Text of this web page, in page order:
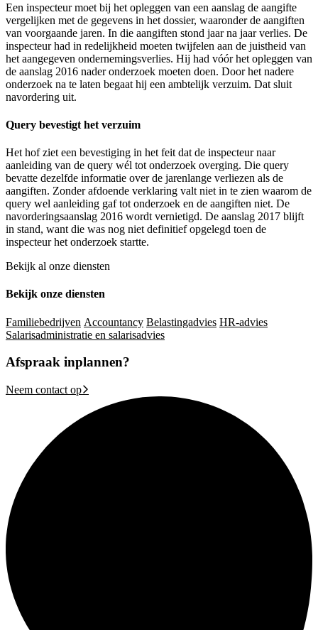
Een inspecteur moet bij het opleggen van een aanslag de aangifte
vergelijken met de gegevens in het dossier, waaronder de aangiften
van voorgaande jaren. In die aangiften stond jaar na jaar verlies. De
inspecteur had in redelijkheid moeten twijfelen aan de juistheid van
het aangegeven ondernemingsverlies. Hij had vóór het opleggen van
de aanslag 2016 nader onderzoek moeten doen. Door het nadere
onderzoek na te laten begaat hij een ambtelijk verzuim. Dat sluit
navordering uit.
Query bevestigt het verzuim
Het hof ziet een bevestiging in het feit dat de inspecteur naar
aanleiding van de query wél tot onderzoek overging. Die query
bevatte dezelfde informatie over de jarenlange verliezen als de
aangiften. Zonder afdoende verklaring valt niet in te zien waarom de
query wel aanleiding gaf tot onderzoek en de aangiften niet. De
navorderingsaanslag 2016 wordt vernietigd. De aanslag 2017 blijft
in stand, want die was nog niet definitief opgelegd toen de
inspecteur het onderzoek startte.
Bekijk al onze diensten
Bekijk onze diensten
Familiebedrijven Accountancy Belastingadvies HR-advies
Salarisadministratie en salarisadvies
Afspraak inplannen?
Neem contact op